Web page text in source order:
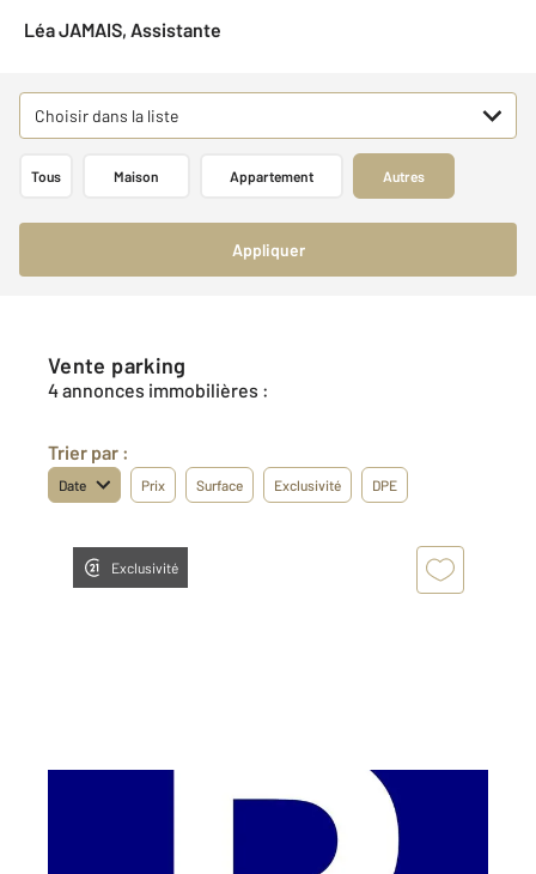
Léa JAMAIS, Assistante
Choisir dans la liste
Tous Maison Appartement Autres
Appliquer
Vente parking
4 annonces immobilières :
Trier par :
Date Prix Surface Exclusivité DPE
Exclusivité